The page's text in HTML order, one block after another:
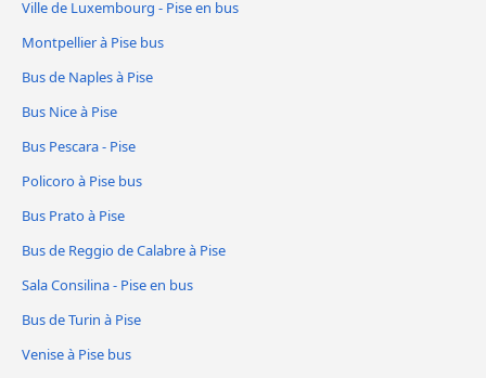
Ville de Luxembourg - Pise en bus
Montpellier à Pise bus
Bus de Naples à Pise
Bus Nice à Pise
Bus Pescara - Pise
Policoro à Pise bus
Bus Prato à Pise
Bus de Reggio de Calabre à Pise
Sala Consilina - Pise en bus
Bus de Turin à Pise
Venise à Pise bus